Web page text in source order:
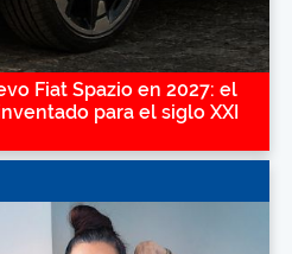
Fiat Spazio en 2027: el
para el siglo XXI